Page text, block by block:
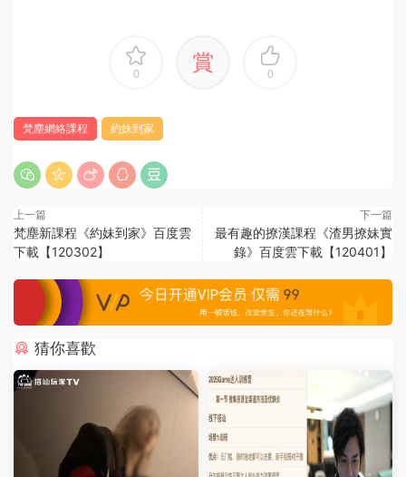
0 賞 0
梵塵網絡課程 約妹到家
上一篇
梵塵新課程《約妹到家》百度雲
下載【120302】
下一篇
最有趣的撩漢課程《渣男撩妹實
錄》百度雲下載【120401】
猜你喜歡